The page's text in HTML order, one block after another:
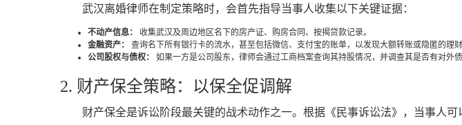
武汉离婚律师在制定策略时，会首先指导当事人收集以下关键证据：
不动产信息：
收集武汉及周边地区名下的房产证、购房合同、按揭贷款记录。
金融资产：
查询名下所有银行卡的流水，甚至包括微信、支付宝的账单，以发现大额转账或隐匿的理财
公司股权与债权：
如果一方是公司股东，律师会通过工商档案查询其持股情况，并调查其是否有对外
2. 财产保全策略：以保全促调解
财产保全是诉讼阶段最关键的战术动作之一。根据《民事诉讼法》，当事人